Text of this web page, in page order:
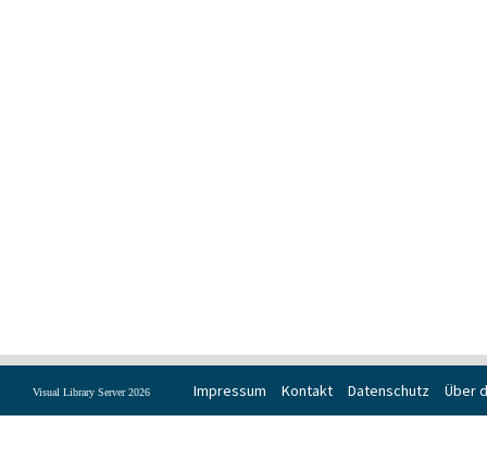
Impressum Kontakt Datenschutz Über
Visual Library Server 2026